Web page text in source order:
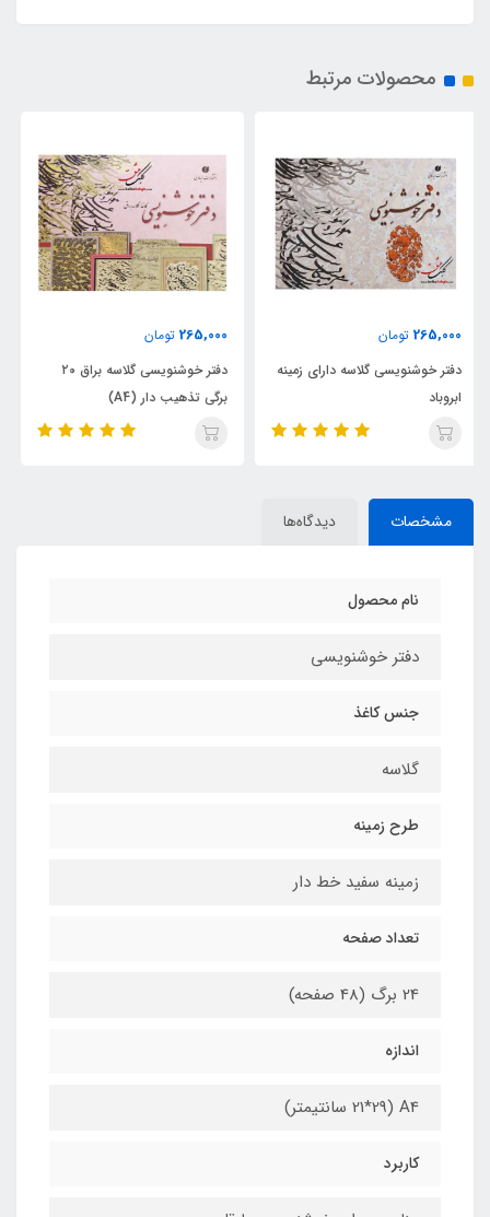
محصولات مرتبط
265,000 تومان
دفتر خوشنویسی گلاسه براق ۲۰
برگی تذهیب دار (A4)
265,000 تومان
برگی تذهیب دار (A4)
مشخصات دیدگاه‌ها
نام محصول
دفتر خوشنویسی
جنس کاغذ
گلاسه
طرح زمینه
زمینه سفید خط دار
تعداد صفحه
24 برگ (48 صفحه)
اندازه
A4 (21*29 سانتیمتر)
کاربرد